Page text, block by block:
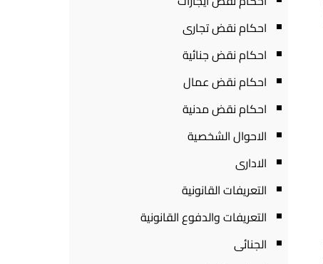
احكام نقض تجارى
احكام نقض جنائية
احكام نقض عمال
احكام نقض مدنية
الاحوال الشخصية
الادارى
التعريفات القانونية
التعريفات والدفوع القانونية
الجنائى